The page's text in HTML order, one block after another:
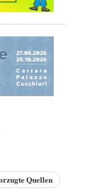
Quellen